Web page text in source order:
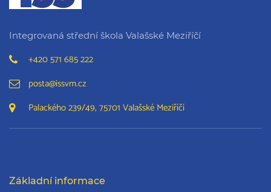
Integrovaná střední škola Valašské Meziříčí
+420 571 685 222
posta@issvm.cz
Palackého 239/49, 75701 Valašské Meziříčí
Základní informace